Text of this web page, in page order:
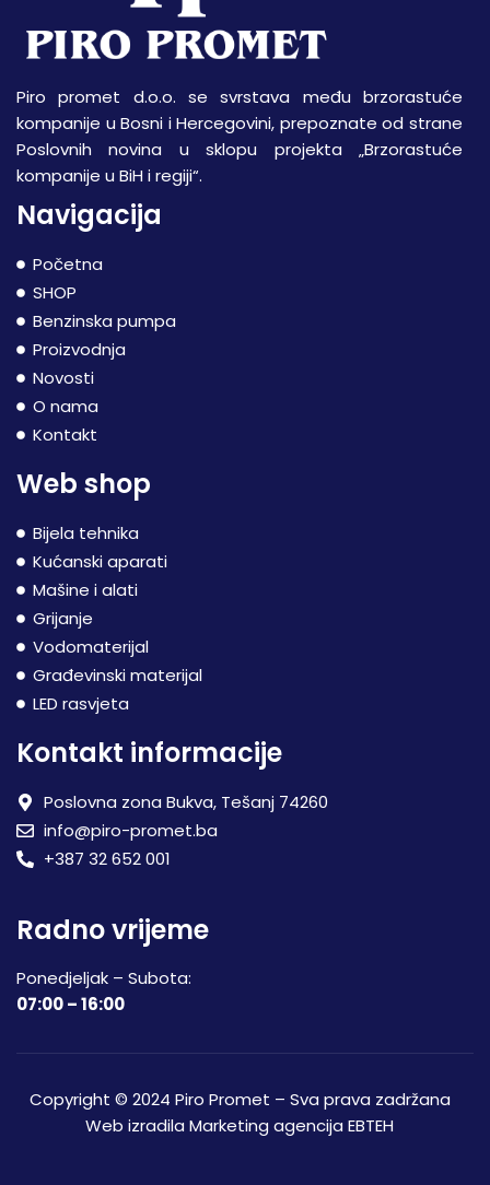
Piro promet d.o.o. se svrstava među brzorastuće
kompanije u Bosni i Hercegovini, prepoznate od strane
Poslovnih novina u sklopu projekta „Brzorastuće
kompanije u BiH i regiji“.
Navigacija
Početna
SHOP
Benzinska pumpa
Proizvodnja
Novosti
O nama
Kontakt
Web shop
Bijela tehnika
Kućanski aparati
Mašine i alati
Grijanje
Vodomaterijal
Građevinski materijal
LED rasvjeta
Kontakt informacije
Poslovna zona Bukva, Tešanj 74260
info@piro-promet.ba
+387 32 652 001
Radno vrijeme
Ponedjeljak – Subota:
07:00 – 16:00
Copyright © 2024 Piro Promet – Sva prava zadržana
Web izradila Marketing agencija EBTEH